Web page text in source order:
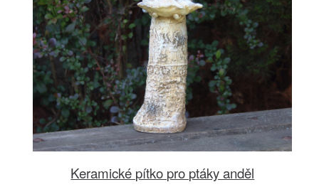
Keramické pítko pro ptáky anděl